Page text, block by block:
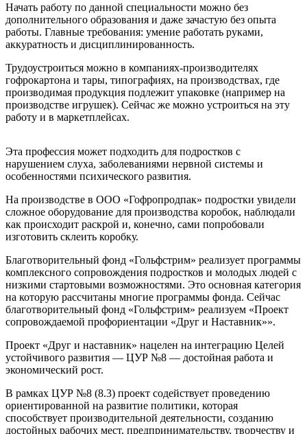
Начать работу по данной специальности можно без
дополнительного образования и даже зачастую без опыта
работы. Главные требования: умение работать руками,
аккуратность и дисциплинированность.
Трудоустроиться можно в компаниях-производителях
гофрокартона и тары, типографиях, на производствах, где
производимая продукция подлежит упаковке (например на
производстве игрушек). Сейчас же можно устроиться на эту
работу и в маркетплейсах.
Эта профессия может подходить для подростков с
нарушением слуха, заболеваниями нервной системы и
особенностями психического развития.
На производстве в ООО «Гофропродпак» подростки увидели
сложное оборудование для производства коробок, наблюдали
как происходит раскрой и, конечно, сами попробовали
изготовить склеить коробку.
Благотворительный фонд «Гольфстрим» реализует программы
комплексного сопровождения подростков и молодых людей с
низкими стартовыми возможностями. Это основная категория
на которую рассчитаны многие программы фонда. Сейчас
благотворительный фонд «Гольфстрим» реализуем «Проект
сопровождаемой профориентации «Друг и Наставник»».
Проект «Друг и наставник» нацелен на интеграцию Целей
устойчивого развития — ЦУР №8 — достойная работа и
экономический рост.
В рамках ЦУР №8 (8.3) проект содействует проведению
ориентированной на развитие политики, которая
способствует производительной деятельности, созданию
достойных рабочих мест, предпринимательству, творчеству и